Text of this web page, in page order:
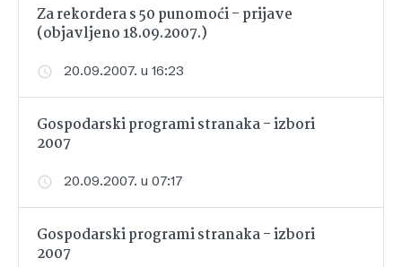
Za rekordera s 50 punomoći - prijave
(objavljeno 18.09.2007.)
20.09.2007. u 16:23
Gospodarski programi stranaka - izbori
2007
20.09.2007. u 07:17
Gospodarski programi stranaka - izbori
2007